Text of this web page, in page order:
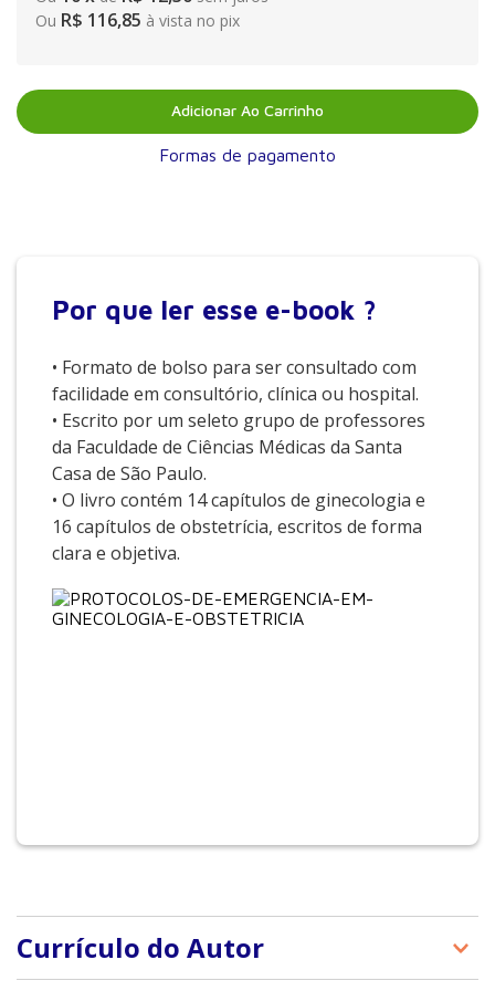
Ou R$ 116,85 à vista no pix
Adicionar Ao Carrinho
Formas de pagamento
Por que ler esse e-book ?
• Formato de bolso para ser consultado com
facilidade em consultório, clínica ou hospital.
• Escrito por um seleto grupo de professores
da Faculdade de Ciências Médicas da Santa
Casa de São Paulo.
• O livro contém 14 capítulos de ginecologia e
16 capítulos de obstetrícia, escritos de forma
clara e objetiva.
Currículo do Autor